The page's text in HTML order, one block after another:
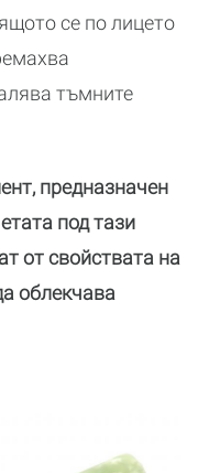
се по лицето
тъмните
предназначен
под тази
от свойствата на
облекчава